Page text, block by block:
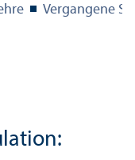
Vergangene